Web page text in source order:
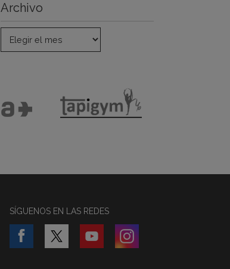
Archivo
SÍGUENOS EN LAS REDES